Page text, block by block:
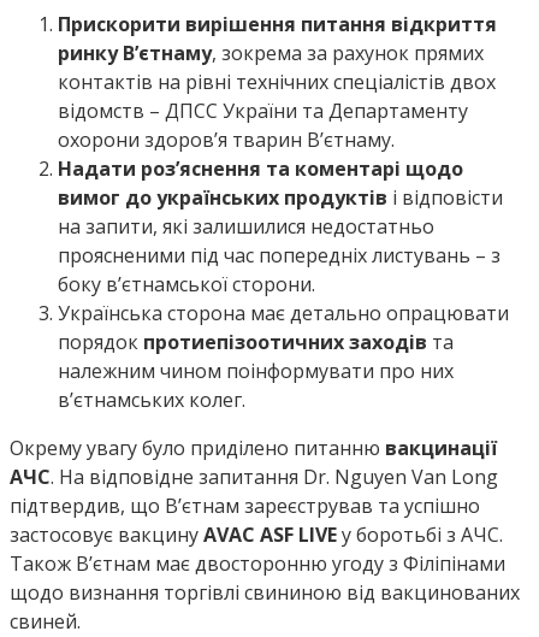
Прискорити вирішення питання відкриття
ринку В’єтнаму, зокрема за рахунок прямих
контактів на рівні технічних спеціалістів двох
відомств – ДПСС України та Департаменту
охорони здоров’я тварин В’єтнаму.
Надати роз’яснення та коментарі щодо
вимог до українських продуктів і відповісти
на запити, які залишилися недостатньо
проясненими під час попередніх листувань – з
боку в’єтнамської сторони.
Українська сторона має детально опрацювати
порядок протиепізоотичних заходів та
належним чином поінформувати про них
в’єтнамських колег.
Окрему увагу було приділено питанню вакцинації
АЧС. На відповідне запитання Dr. Nguyen Van Long
підтвердив, що В’єтнам зареєстрував та успішно
застосовує вакцинуAVAC ASF LIVEу боротьбі з АЧС.
Також Вʼєтнам має двосторонню угоду з Філіпінами
щодо визнання торгівлі свининою від вакцинованих
свиней.